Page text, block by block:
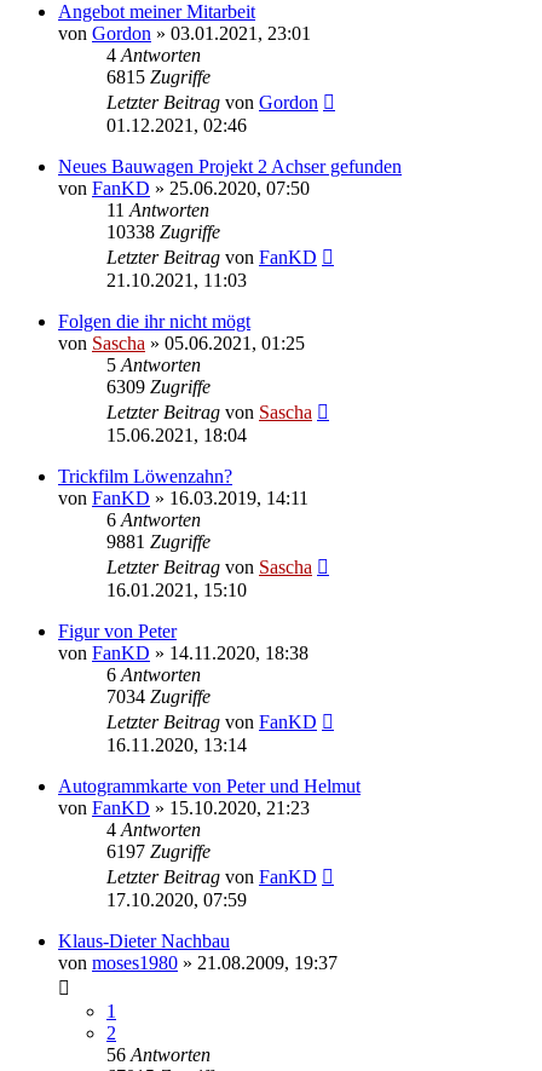
Angebot meiner Mitarbeit
von Gordon » 03.01.2021, 23:01
4 Antworten
6815 Zugriffe
Letzter Beitrag von Gordon
01.12.2021, 02:46
Neues Bauwagen Projekt 2 Achser gefunden
von FanKD » 25.06.2020, 07:50
11 Antworten
10338 Zugriffe
Letzter Beitrag von FanKD
21.10.2021, 11:03
Folgen die ihr nicht mögt
von Sascha » 05.06.2021, 01:25
5 Antworten
6309 Zugriffe
Letzter Beitrag von Sascha
15.06.2021, 18:04
Trickfilm Löwenzahn?
von FanKD » 16.03.2019, 14:11
6 Antworten
9881 Zugriffe
Letzter Beitrag von Sascha
16.01.2021, 15:10
Figur von Peter
von FanKD » 14.11.2020, 18:38
6 Antworten
7034 Zugriffe
Letzter Beitrag von FanKD
16.11.2020, 13:14
Autogrammkarte von Peter und Helmut
von FanKD » 15.10.2020, 21:23
4 Antworten
6197 Zugriffe
Letzter Beitrag von FanKD
17.10.2020, 07:59
Klaus-Dieter Nachbau
von moses1980 » 21.08.2009, 19:37
1
2
56 Antworten